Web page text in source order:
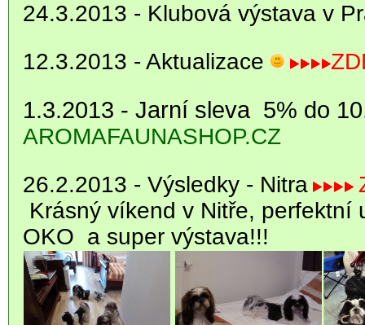
24.3.2013 - Klubová výstava v
12.3.2013 - Aktualizace
1.3.2013 - Jarní sleva 5% do
AROMAFAUNASHOP.CZ
26.2.2013 - Výsledky - Nitra
Krásný víkend v Nitře, perfektní
OKO a super výstava!!!